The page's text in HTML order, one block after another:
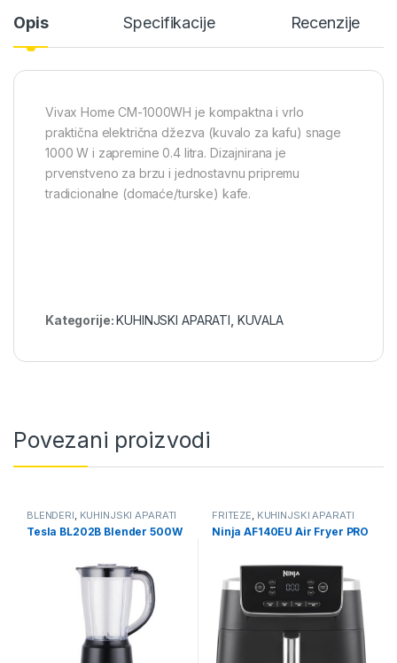
Opis Specifikacije Recenzije
Vivax Home CM-1000WH je kompaktna i vrlo
praktična električna džezva (kuvalo za kafu) snage
1000 W i zapremine 0.4 litra. Dizajnirana je
prvenstveno za brzu i jednostavnu pripremu
tradicionalne (domaće/turske) kafe.
Kategorije:KUHINJSKI APARATI KUVALA
Povezani proizvodi
BLENDERI, KUHINJSKI APARATI
Tesla BL202B Blender 500W
FRITEZE, KUHINJSKI APARATI
Ninja AF140EU Air Fryer PRO